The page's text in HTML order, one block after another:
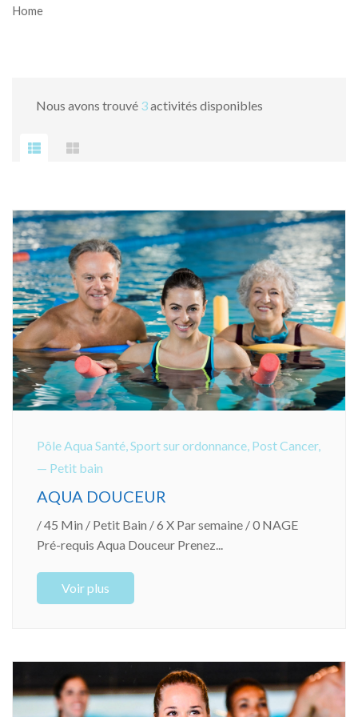
Home
Nous avons trouvé 3activités disponibles
Pôle Aqua Santé,Sport sur ordonnance, Post Cancer,
— Petit bain
AQUA DOUCEUR
/ 45 Min / Petit Bain / 6 X Par semaine / 0 NAGE
Pré-requis Aqua Douceur Prenez...
Voir plus